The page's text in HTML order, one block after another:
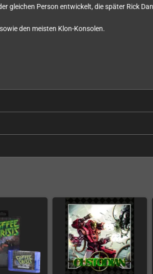
gleichen Person entwickelt, die später Rick
den meisten Klon-Konsolen.